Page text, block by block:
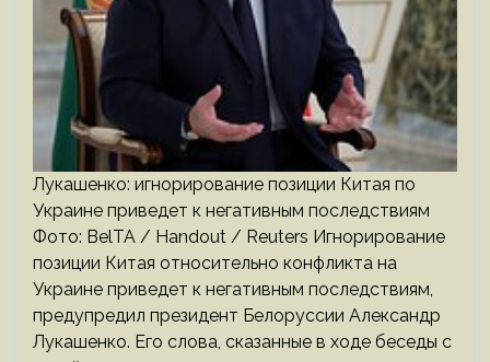
Лукашенко: игнорирование позиции Китая по
Украине приведет к негативным последствиям
Фото: BelTA / Handout / Reuters Игнорирование
позиции Китая относительно конфликта на
Украине приведет к негативным последствиям,
предупредил президент Белоруссии Александр
Лукашенко. Его слова, сказанные в ходе беседы с